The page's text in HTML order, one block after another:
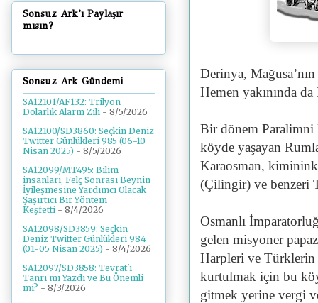
Derinya,
Hemen yakınında
Bir dönem Paralimni
köyde yaşayan
Karaosman,
(Çilingir) ve benzeri
Osmanlı
gelen misyoner
Harpleri ve Türklerin
kurtulmak için bu
gitmek yerine vergi
Sonsuz Ark'ı Paylaşır
mısın?
Sonsuz Ark Gündemi
SA12101/AF132: Trilyon
Dolarlık Alarm Zili - 8/5/2026
SA12100/SD3860: Seçkin Deniz
Twitter Günlükleri 985 (06-10
Nisan 2025) - 8/5/2026
SA12099/MT495: Bilim
insanları, Felç Sonrası Beynin
İyileşmesine Yardımcı Olacak
Şaşırtıcı Bir Yöntem
Keşfetti - 8/4/2026
SA12098/SD3859: Seçkin
Deniz Twitter Günlükleri 984
(01-05 Nisan 2025) - 8/4/2026
SA12097/SD3858: Tevrat'ı
Tanrı mı Yazdı ve Bu Önemli
mi? - 8/3/2026